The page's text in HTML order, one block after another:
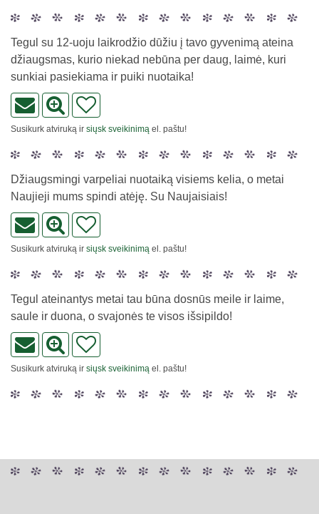
Tegul su 12-uoju laikrodžio dūžiu į tavo gyvenimą ateina
džiaugsmas, kurio niekad nebūna per daug, laimė, kuri
sunkiai pasiekiama ir puiki nuotaika!
Susikurk atviruką ir siųsk sveikinimą el. paštu!
Džiaugsmingi varpeliai nuotaiką visiems kelia, o metai
Naujieji mums spindi atėję. Su Naujaisiais!
Susikurk atviruką ir siųsk sveikinimą el. paštu!
Tegul ateinantys metai tau būna dosnūs meile ir laime,
saule ir duona, o svajonės te visos išsipildo!
Susikurk atviruką ir siųsk sveikinimą el. paštu!